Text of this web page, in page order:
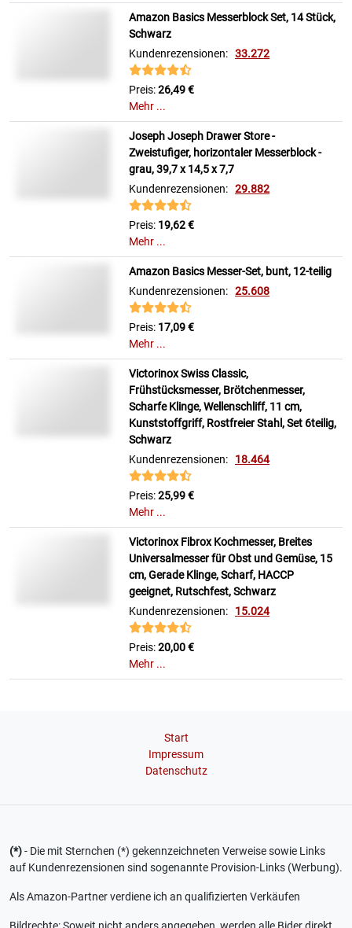
Amazon Basics Messerblock Set, 14 Stück,
Schwarz
Kundenrezensionen: 33.272
Preis:26,49 €
Mehr ...
Joseph Joseph Drawer Store -
Zweistufiger, horizontaler Messerblock -
grau, 39,7 x 14,5 x 7,7
Kundenrezensionen: 29.882
Preis: 19,62 €
Mehr ...
Amazon Basics Messer-Set, bunt, 12-teilig
Kundenrezensionen: 25.608
Preis: 17,09 €
Mehr ...
Victorinox Swiss Classic,
Frühstücksmesser, Brötchenmesser,
Scharfe Klinge, Wellenschliff, 11 cm,
Kunststoffgriff, Rostfreier Stahl, Set 6teilig,
Schwarz
Kundenrezensionen: 18.464
Preis:25,99 €
Mehr ...
Victorinox Fibrox Kochmesser, Breites
Universalmesser für Obst und Gemüse, 15
cm, Gerade Klinge, Scharf, HACCP
geeignet, Rutschfest, Schwarz
Kundenrezensionen: 15.024
Preis:20,00 €
Mehr ...
Start
Impressum
Datenschutz
(*)- Die mit Sternchen (*) gekennzeichneten Verweise sowie Links
auf Kundenrezensionen sind sogenannte Provision-Links (Werbung).
Als Amazon-Partner verdiene ich an qualifizierten Verkäufen